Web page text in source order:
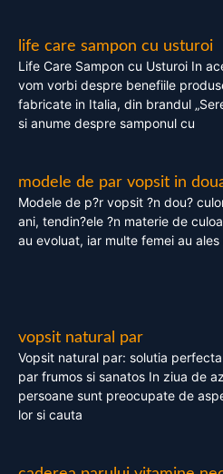
life care sampon cu usturoi
Life Care Sampon cu Usturoi In
vom vorbi despre benefiile
fabricate in Italia, din brandul
si anume despre samponul cu
modele de par vopsit in
Modele de p?r vopsit ?n dou?
ani, tendin?ele ?n materie de
au evoluat, iar multe femei au ales
vopsit natural par
Vopsit natural par: solutia
par frumos si sanatos In ziua de
persoane sunt preocupate de
lor si cauta